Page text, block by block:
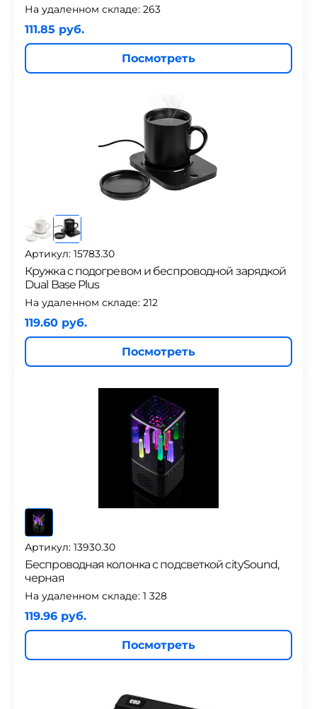
На удаленном складе: 263
111.85 руб.
Посмотреть
Артикул: 15783.30
Кружка с подогревом и беспроводной зарядкой
Dual Base Plus
На удаленном складе: 212
119.60 руб.
Посмотреть
Артикул: 13930.30
Беспроводная колонка с подсветкой citySound,
черная
На удаленном складе: 1 328
119.96 руб.
Посмотреть